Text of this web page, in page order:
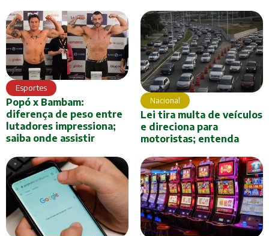
Esportes
Popó x Bambam:
diferença de peso entre
lutadores impressiona;
saiba onde assistir
Nacional
Lei tira multa de veículos
e direciona para
motoristas; entenda